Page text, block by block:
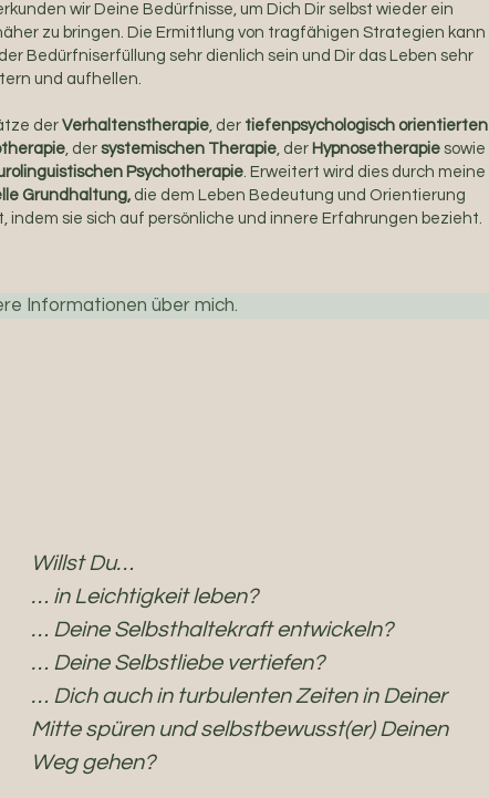
wir Deine Bedürfnisse, um Dich Dir selbst wieder ein
zu bringen. Die Ermittlung von tragfähigen Strategien kann
Bedürfniserfüllung sehr dienlich sein und Dir das Leben sehr
und aufhellen.
der Verhaltenstherapie, der tiefenpsychologisch orientierten
, der systemischen Therapie, der Hypnosetherapie sowie
Psychotherapie. Erweitert wird dies durch meine
Grundhaltung, die dem Leben Bedeutung und Orientierung
indem sie sich auf persönliche und innere Erfahrungen bezieht.
Informationen über mich.
Willst Du…
… in Leichtigkeit leben?
… Deine Selbsthaltekraft entwickeln?
… Deine Selbstliebe vertiefen?
… Dich auch in turbulenten Zeiten in Deiner
Mitte spüren und selbstbewusst(er) Deinen
Weg gehen?